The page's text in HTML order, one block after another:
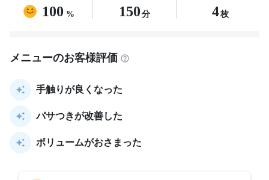
100 % 150 分 4枚
メニューのお客様評価
手触りが良くなった
パサつきが改善した
ボリュームがおさまった